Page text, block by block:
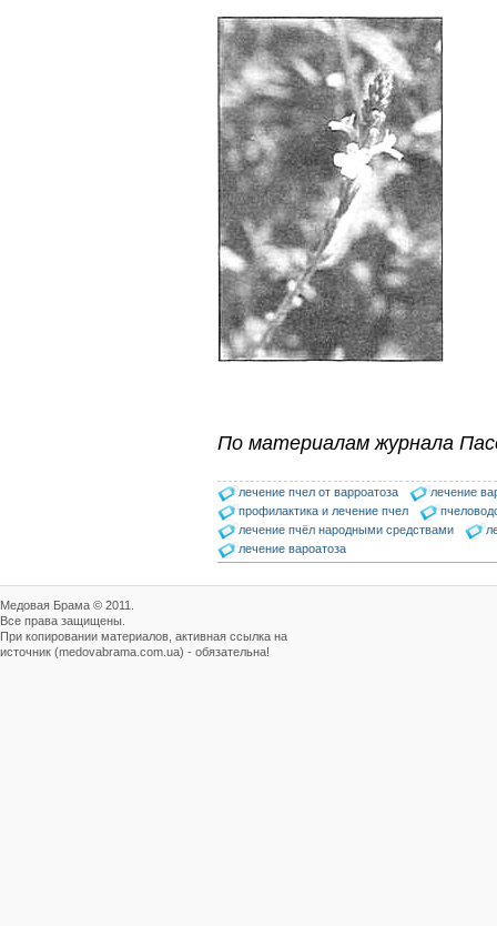
По материалам журнала
лечение пчел от варроатоза
лечение
профилактика и лечение пчел
лечение пчёл народными средствами
лечение вароатоза
Медовая Брама © 2011.
Все права защищены.
При копировании материалов, активная ссылка на
источник (medovabrama.com.ua) - обязательна!